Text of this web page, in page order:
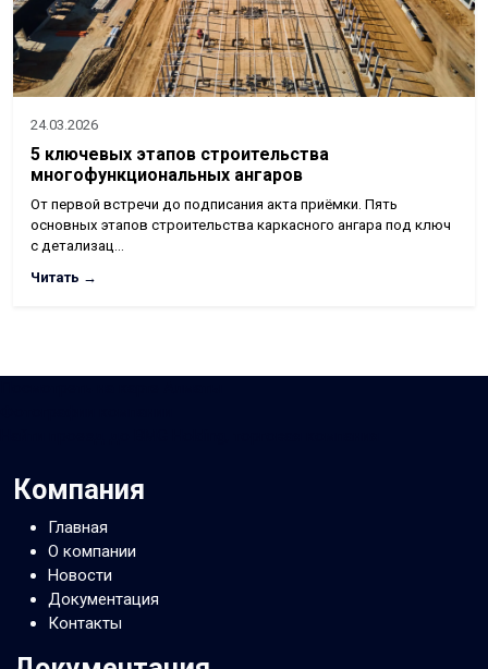
24.03.2026
5 ключевых этапов строительства
многофункциональных ангаров
От первой встречи до подписания акта приёмки. Пять
основных этапов строительства каркасного ангара под ключ
с детализац…
Читать →
Компания
Главная
О компании
Новости
Документация
Контакты